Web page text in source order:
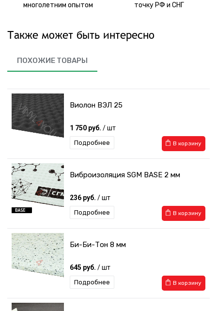
многолетним опытом
точку РФ и СНГ
Также может быть интересно
ПОХОЖИЕ ТОВАРЫ
Виолон ВЭЛ 25
1 750 руб. / шт
В корзину
Подробнее
Виброизоляция SGM BASE 2 мм
236 руб. / шт
В корзину
Подробнее
Би-Би-Тон 8 мм
645 руб. / шт
В корзину
Подробнее